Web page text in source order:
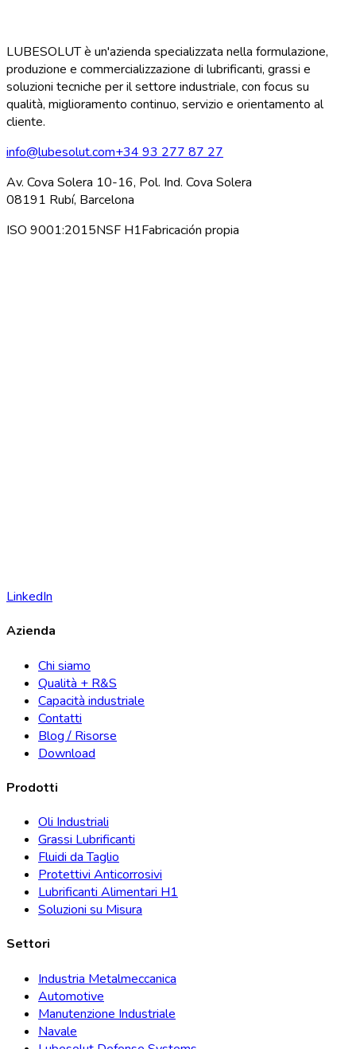
LUBESOLUT è un'azienda specializzata nella formulazione,
produzione e commercializzazione di lubrificanti, grassi e
soluzioni tecniche per il settore industriale, con focus su
qualità, miglioramento continuo, servizio e orientamento al
cliente.
info@lubesolut.com+34 93 277 87 27
Av. Cova Solera 10-16, Pol. Ind. Cova Solera
08191 Rubí, Barcelona
ISO 9001:2015NSF H1Fabricación propia
LinkedIn
Azienda
Chi siamo
Qualità + R&S
Capacità industriale
Contatti
Blog / Risorse
Download
Prodotti
Oli Industriali
Grassi Lubrificanti
Fluidi da Taglio
Protettivi Anticorrosivi
Lubrificanti Alimentari H1
Soluzioni su Misura
Settori
Industria Metalmeccanica
Automotive
Manutenzione Industriale
Navale